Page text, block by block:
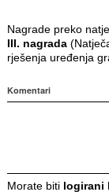
Nagrade preko
III. nagrada
rješenja uređenja
Komentari
Morate biti logirani